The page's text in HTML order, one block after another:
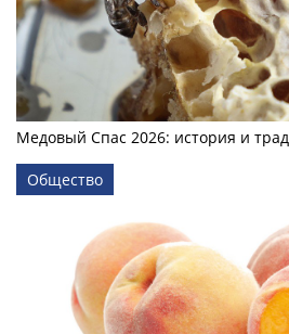
Медовый Спас 2026: история и
Общество